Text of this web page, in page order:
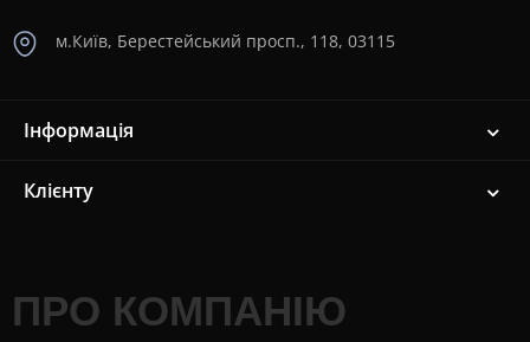
м.Київ, Берестейський просп., 118, 03115
Інформація
Клієнту
ПРО КОМПАНІЮ